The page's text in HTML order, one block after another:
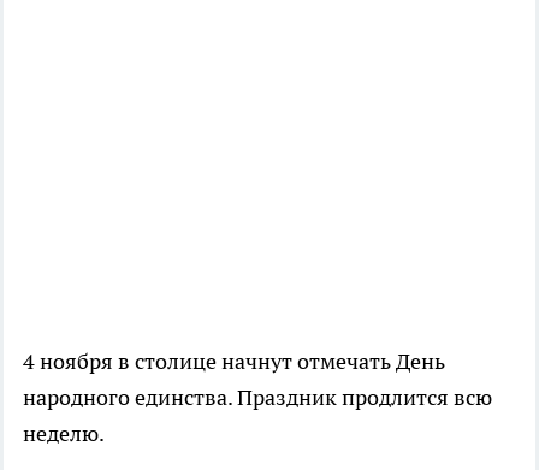
4 ноября в столице начнут отмечать День
народного единства. Праздник продлится всю
неделю.